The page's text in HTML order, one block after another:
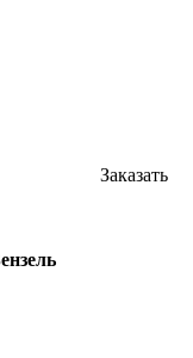
Заказать